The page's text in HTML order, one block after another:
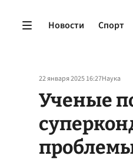
Новости Спорт
22 января 2025 16:27Наука
Ученые